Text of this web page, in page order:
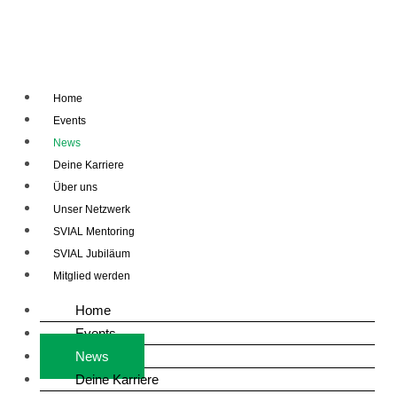
Home
Events
News
Deine Karriere
Über uns
Unser Netzwerk
SVIAL Mentoring
SVIAL Jubiläum
Mitglied werden
Home
Events
News
Deine Karriere